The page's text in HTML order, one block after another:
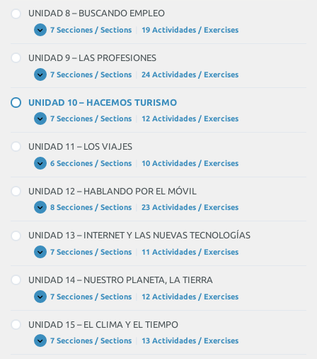
SEGURIDAD
–
EL
MUNDO
DE
EMPRESAS
UNIDAD 8 – BUSCANDO EMPLEO
Expandir
UNIDAD
–
BUSCANDO
EMPLEO
7 Secciones / Sections 19 Actividades / Exercises
UNIDAD 9 – LAS PROFESIONES
Expandir
UNIDAD
–
LAS
PROFESIONES
7 Secciones / Sections 24 Actividades / Exercises
UNIDAD 10 – HACEMOS TURISMO
Expandir
UNIDAD
–
HACEMOS
TURISMO
7 Secciones / Sections 12 Actividades / Exercises
UNIDAD 11 – LOS VIAJES
Expandir
UNIDAD
–
LOS
VIAJES
6 Secciones / Sections 10 Actividades / Exercises
UNIDAD 12 – HABLANDO POR EL MÓVIL
Expandir
UNIDAD
–
HABLANDO
POR
EL
8 Secciones / Sections 23 Actividades / Exercises
UNIDAD 13 – INTERNET Y LAS NUEVAS TECNOLOGÍAS
Expandir
UNIDAD
–
INTERNET
Y
LAS
TECNOLOGÍAS
7 Secciones / Sections 11 Actividades / Exercises
UNIDAD 14 – NUESTRO PLANETA, LA TIERRA
Expandir
UNIDAD
–
NUESTRO
PLANETA,
LA
7 Secciones / Sections 12 Actividades / Exercises
UNIDAD 15 – EL CLIMA Y EL TIEMPO
Expandir
UNIDAD7 Secciones / Sections 13 Actividades / Exercises